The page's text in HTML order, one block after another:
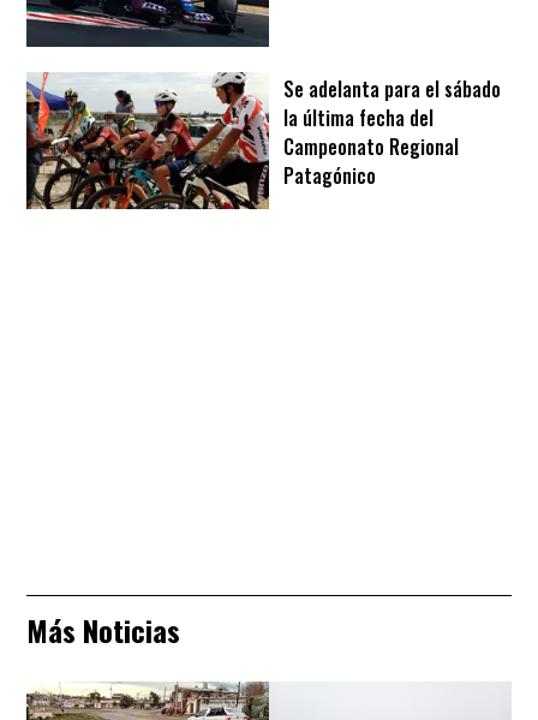
Se adelanta para el sábado
la última fecha del
Campeonato Regional
Patagónico
Más Noticias